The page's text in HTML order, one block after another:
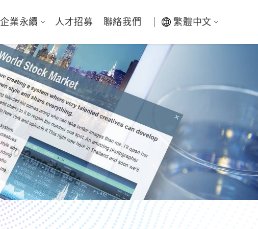
企業永續 人才招募 聯絡我們 繁體中文